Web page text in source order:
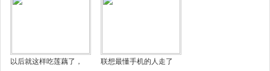
以后就这样吃莲藕了， 联想最懂手机的人走了